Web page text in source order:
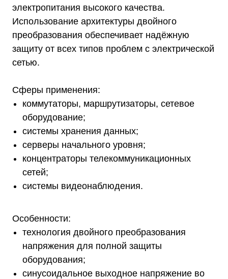
электропитания высокого качества.
Использование архитектуры двойного
преобразования обеспечивает надёжную
защиту от всех типов проблем с электрической
сетью.
Сферы применения:
коммутаторы, маршрутизаторы, сетевое
оборудование;
системы хранения данных;
серверы начального уровня;
концентраторы телекоммуникационных
сетей;
системы видеонаблюдения.
Особенности:
технология двойного преобразования
напряжения для полной защиты
оборудования;
синусоидальное выходное напряжение во